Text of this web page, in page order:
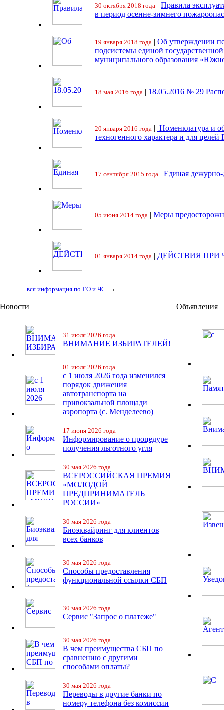
30 октября 2018 года | Правила
в период осенне-зимнего
19 января 2018 года | Об утверждении
подсистемы единой
муниципального образования
18 мая 2016 года | 18.05.2016 № 29
20 января 2016 года | Номенклатура и
техногенного характера и для целей
17 сентября 2015 года | Единая
05 июня 2014 года | Меры
01 января 2014 года | ДЕЙСТВИЯ ПРИ
вся информация по ГО и ЧС →
Новости
31 июля 2026 года
ВНИМАНИЕ ИЗБИРАТЕЛЕЙ!
01 июля 2026 года
с 1 июля 2026 года изменился
порядок движения
автотранспорта на
привокзальной площади
аэропорта (с. Менделеево)
17 июня 2026 года
Информирование о процедуре
получения льготного угля
30 мая 2026 года
ВСЕРОССИЙСКАЯ ПРЕМИЯ
«МОЛОДОЙ
ПРЕДПРИНИМАТЕЛЬ
РОССИИ»
30 мая 2026 года
Биоэквайринг для клиентов
всех банков
30 мая 2026 года
Способы предоставления
функциональной ссылки СБП
30 мая 2026 года
Сервис "Запрос о платеже"
30 мая 2026 года
В чем преимущества СБП по
сравнению с другими
способами оплаты?
30 мая 2026 года
Переводы в другие банки по
номеру телефона без комиссии
Объявления